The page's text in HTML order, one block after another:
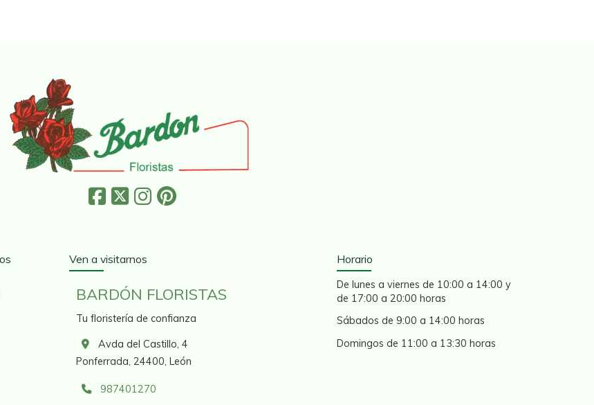
Ven a visitarnos
BARDÓN FLORISTAS
Tu floristería de confianza
Avda del Castillo, 4
Ponferrada, 24400,León
987401270
Horario
De lunes a viernes de 10:00 a 14:00 y
de 17:00 a 20:00 horas
Sábados de 9:00 a 14:00 horas
Domingos de 11:00 a 13:30 horas